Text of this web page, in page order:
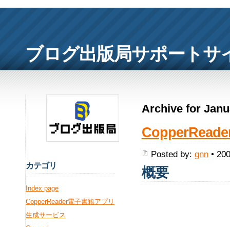
ブログ出版局サポートサ
Archive for
Posted by: gnn•
概要
カテゴリ
Index page
CopperReader電子書籍アプリ
生成サービス